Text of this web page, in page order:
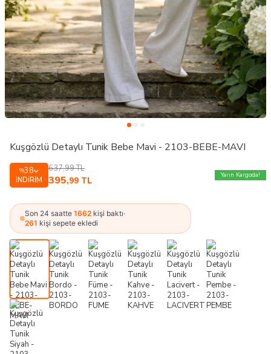
Kuşgözlü Detaylı Tunik Bebe Mavi - 2103-BEBE-MAVI
%38
İNDIRIM
637,99TL
395,99 TL
Yarın Kargoda!
Son 24 saatte 1662 kişi baktı·
261 kişi sepete ekledi